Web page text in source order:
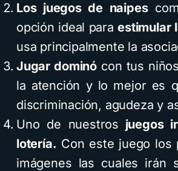
Los juegos de naipes
opción ideal paraestimular
usa principalmente la
Jugar dominócon tus
la atención y lo mejor es
discriminación, agudeza y
Uno de nuestros juegos
lotería. Con este juego los
imágenes las cuales irán